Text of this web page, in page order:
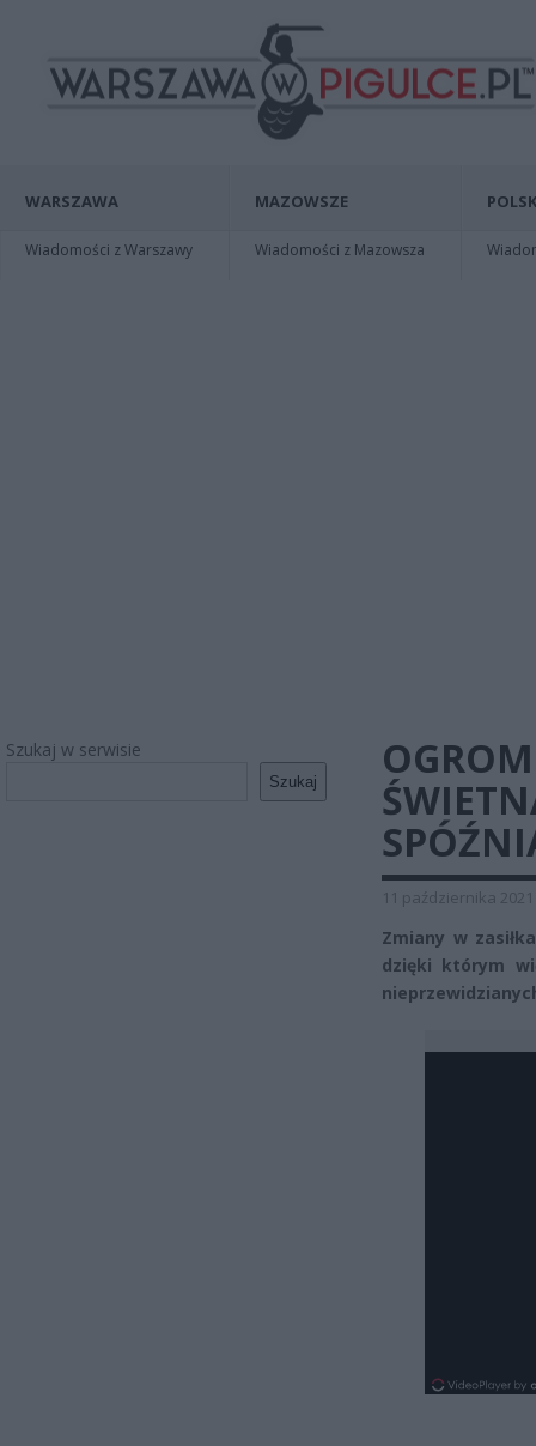
WARSZAWA
Wiadomości z Warszawy
MAZOWSZE
Wiadomości z Mazowsza
Szukaj w serwisie
Szukaj
11 października 2021
Zmiany w
dzięki którym